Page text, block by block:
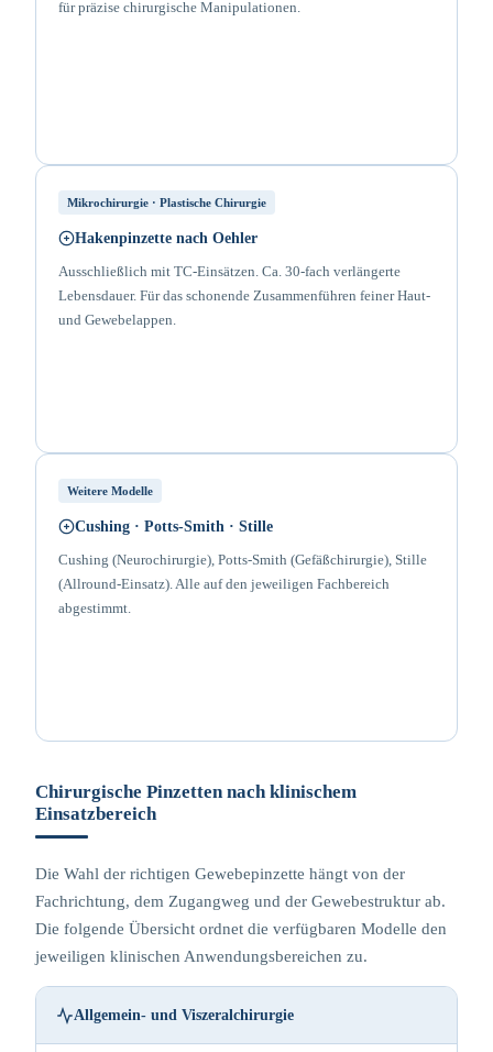
für präzise chirurgische Manipulationen.
Mikrochirurgie · Plastische Chirurgie
Hakenpinzette nach Oehler
Ausschließlich mit TC-Einsätzen. Ca. 30-fach verlängerte
Lebensdauer. Für das schonende Zusammenführen feiner Haut-
und Gewebelappen.
Weitere Modelle
Cushing · Potts-Smith · Stille
Cushing (Neurochirurgie), Potts-Smith (Gefäßchirurgie), Stille
(Allround-Einsatz). Alle auf den jeweiligen Fachbereich
abgestimmt.
Chirurgische Pinzetten nach klinischem
Einsatzbereich
Die Wahl der richtigen Gewebepinzette hängt von der
Fachrichtung, dem Zugangweg und der Gewebestruktur ab.
Die folgende Übersicht ordnet die verfügbaren Modelle den
jeweiligen klinischen Anwendungsbereichen zu.
Allgemein- und Viszeralchirurgie